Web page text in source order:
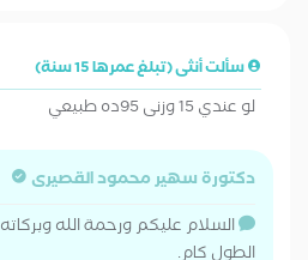
سألت أنثى (تبلغ عمرها 15 سنة)
لو عندي 15 وزنى 95ده طبيعي
دكتورة سهير محمود القصيرى
السلام عليكم ورحمة الله وبركاته